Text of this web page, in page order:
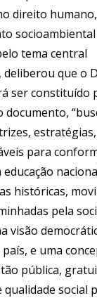
direito
socioambiental
tema central
deliberou que o
ser constituído
documento,
para
educação
históricas,
pela
visão
e uma
pública,
qualidade social